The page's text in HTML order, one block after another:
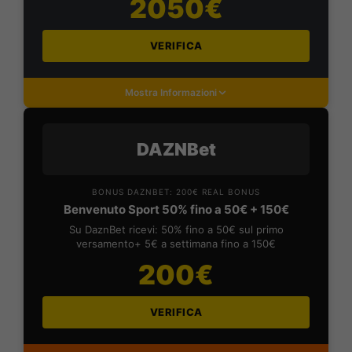
2050€
VERIFICA
Mostra Informazioni
DAZNBet
BONUS DAZNBET: 200€ REAL BONUS
Benvenuto Sport 50% fino a 50€ + 150€
Su DaznBet ricevi: 50% fino a 50€ sul primo
versamento+ 5€ a settimana fino a 150€
200€
VERIFICA